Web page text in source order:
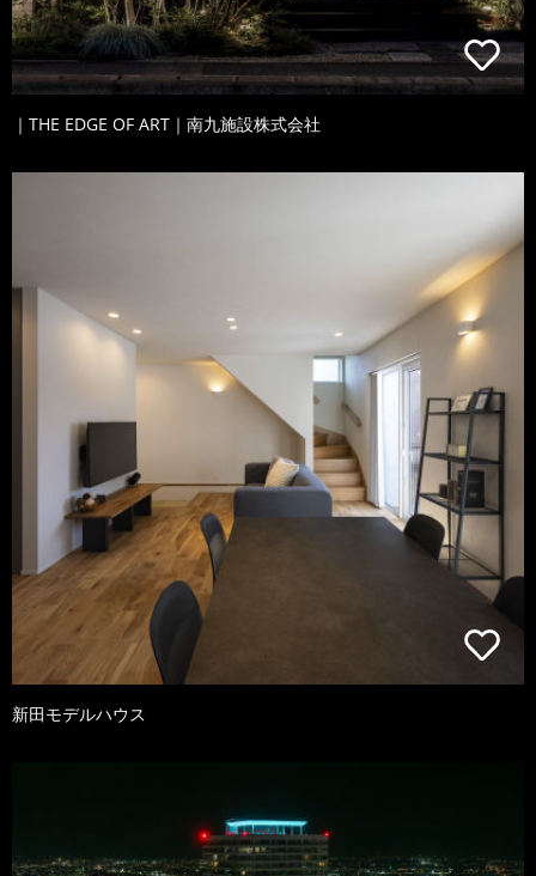
｜THE EDGE OF ART｜南九施設株式会社
新田モデルハウス